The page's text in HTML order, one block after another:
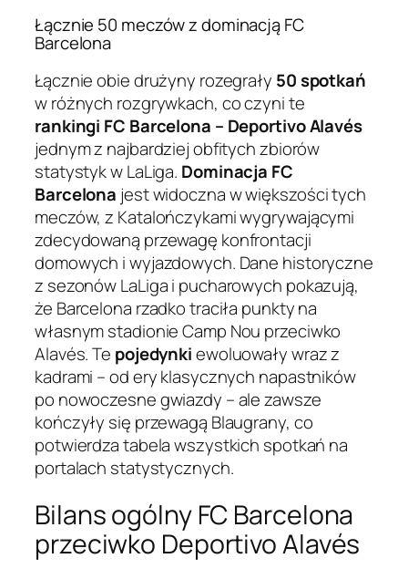
Łącznie 50 meczów z dominacją FC
Barcelona
Łącznie obie drużyny rozegrały 50 spotkań
w różnych rozgrywkach, co czyni te
rankingi FC Barcelona – Deportivo Alavés
jednym z najbardziej obfitych zbiorów
statystyk w LaLiga. Dominacja FC
Barcelona jest widoczna w większości tych
meczów, z Katalończykami wygrywającymi
zdecydowaną przewagę konfrontacji
domowych i wyjazdowych. Dane historyczne
z sezonów LaLiga i pucharowych pokazują,
że Barcelona rzadko traciła punkty na
własnym stadionie Camp Nou przeciwko
Alavés. Te pojedynkiewoluowały wraz z
kadrami – od ery klasycznych napastników
po nowoczesne gwiazdy – ale zawsze
kończyły się przewagą Blaugrany, co
potwierdza tabela wszystkich spotkań na
portalach statystycznych.
Bilans ogólny FC Barcelona
przeciwko Deportivo Alavés